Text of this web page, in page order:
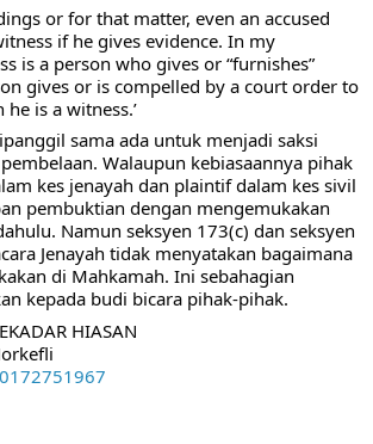
or for that matter, even an accused
is a person who gives or “furnishes”
gives or is compelled by a court order to
is a witness.’
sama ada untuk menjadi saksi
Walaupun kebiasaannya pihak
kes jenayah dan plaintif dalam kes sivil
pembuktian dengan mengemukakan
Namun seksyen 173(c) dan seksyen
Jenayah tidak menyatakan bagaimana
di Mahkamah. Ini sebahagian
kepada budi bicara pihak-pihak.
HIASAN